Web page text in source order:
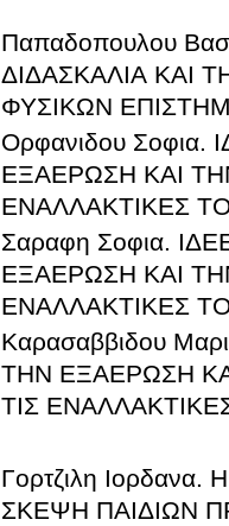
Παπαδοπουλου
ΔΙΔΑΣΚΑΛΙΑ ΚΑΙ
ΦΥΣΙΚΩΝ
Ορφανιδου
ΕΞΑΕΡΩΣΗ ΚΑΙ
ΕΝΑΛΛΑΚΤΙΚΕΣ
Σαραφη Σοφια.
ΕΞΑΕΡΩΣΗ ΚΑΙ
ΕΝΑΛΛΑΚΤΙΚΕΣ
Καρασαββιδου
ΤΗΝ ΕΞΑΕΡΩΣΗ
ΤΙΣ
Γορτζιλη
ΣΚΕΨΗ ΠΑΙΔΙΩΝ